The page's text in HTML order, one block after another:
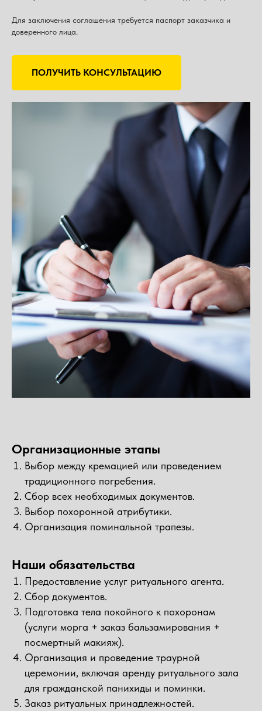
Для заключения соглашения требуется паспорт заказчика и
доверенного лица.
ПОЛУЧИТЬ КОНСУЛЬТАЦИЮ
Организационные этапы
Выбор между кремацией или проведением
традиционного погребения.
Сбор всех необходимых документов.
Выбор похоронной атрибутики.
Организация поминальной трапезы.
Наши обязательства
Предоставление услуг ритуального агента.
Сбор документов.
Подготовка тела покойного к похоронам
(услуги морга + заказ бальзамирования +
посмертный макияж).
Организация и проведение траурной
церемонии, включая аренду ритуального зала
для гражданской панихиды и поминки.
Заказ ритуальных принадлежностей.